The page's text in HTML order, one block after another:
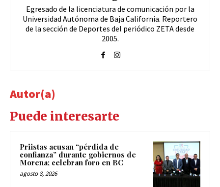
Egresado de la licenciatura de comunicación por la
Universidad Autónoma de Baja California. Reportero
de la sección de Deportes del periódico ZETA desde
2005.
Autor(a)
Puede interesarte
Priistas acusan “pérdida de
confianza” durante gobiernos de
Morena; celebran foro en BC
agosto 8, 2026